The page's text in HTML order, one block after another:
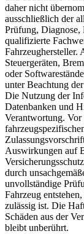
daher nicht
ausschließlich der
Prüfung, Diagnose,
qualifizierte
Fahrzeughersteller.
Steuergeräten,
oder
unter Beachtung
Die Nutzung der
Datenbanken und
Verantwortung. Vor
Auswirkungen auf
durch
unvollständige
Fahrzeug
zulässig ist. Die
Schäden aus der
bleibt unberührt.